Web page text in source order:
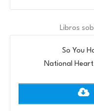
Libros
So You
National